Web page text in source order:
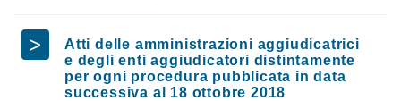
Atti delle amministrazioni aggiudicatrici
e degli enti aggiudicatori distintamente
per ogni procedura pubblicata in data
successiva al 18 ottobre 2018